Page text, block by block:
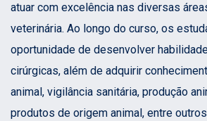
atuar com excelência nas diversas
veterinária. Ao longo do curso, os
oportunidade de desenvolver
cirúrgicas, além de adquirir
animal, vigilância sanitária, produção
produtos de origem animal, entre